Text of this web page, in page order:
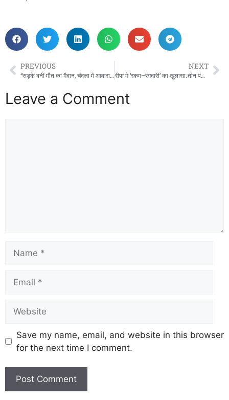
PREVIOUS
“सड़कें बनीं मौत का मैदान, चंदला में आवारा पशुओं ने फैलाई दहशत: विधायक के वादों पर पसरा सन्नाटा, जनआंदोलन की दी चेतावनी!”
NEXT
रीपा में ‘रकम–रंगदारी’ का खुलासा: तीन पंचायत सचिव के ऊपर निलंबन की गाज गिरी, तीन जनपद सीईओ पर लटकी शो‑कॉज़ की तलवार; रायपुर संभाग में मचा हड़कंप!
Leave a Comment
Save my name, email, and website in this browser
for the next time I comment.